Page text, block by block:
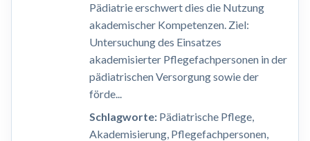
Pädiatrie erschwert dies die Nutzung
akademischer Kompetenzen. Ziel:
Untersuchung des Einsatzes
akademisierter Pflegefachpersonen in der
pädiatrischen Versorgung sowie der
förde...
Schlagworte:Pädiatrische Pflege,
Akademisierung, Pflegefachpersonen,